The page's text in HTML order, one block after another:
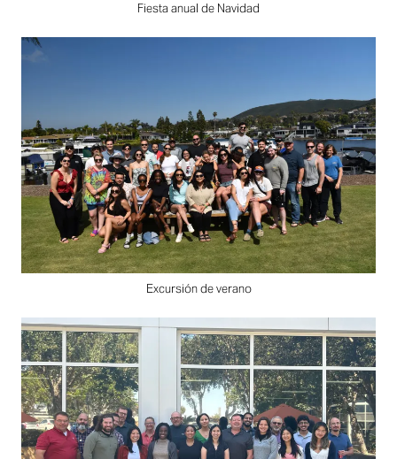
Fiesta anual de Navidad
Excursión de verano